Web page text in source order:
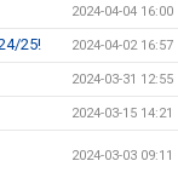
2024-04-04 16:00
25! 2024-04-02 16:57
2024-03-31 12:55
2024-03-15 14:21
2024-03-03 09:11